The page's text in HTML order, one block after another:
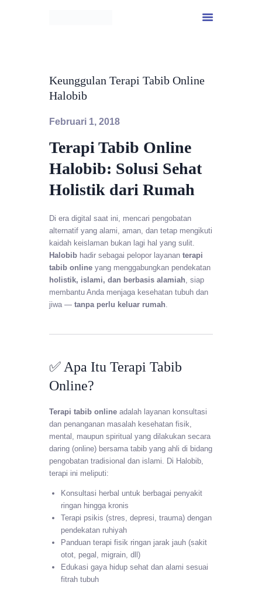
Keunggulan Terapi Tabib Online
Halobib
Februari 1, 2018
Terapi Tabib Online
Halobib: Solusi Sehat
Holistik dari Rumah
Di era digital saat ini, mencari pengobatan
alternatif yang alami, aman, dan tetap mengikuti
kaidah keislaman bukan lagi hal yang sulit.
Halobib hadir sebagai pelopor layanan terapi
tabib online yang menggabungkan pendekatan
holistik, islami, dan berbasis alamiah , siap
membantu Anda menjaga kesehatan tubuh dan
jiwa — tanpa perlu keluar rumah
✅ Apa Itu Terapi Tabib
Online?
Terapi tabib online adalah layanan konsultasi
dan penanganan masalah kesehatan fisik,
mental, maupun spiritual yang dilakukan secara
daring (online) bersama tabib yang ahli di bidang
pengobatan tradisional dan islami. Di Halobib,
terapi ini meliputi:
Konsultasi herbal untuk berbagai penyakit
ringan hingga kronis
Terapi psikis (stres, depresi, trauma) dengan
pendekatan ruhiyah
Panduan terapi fisik ringan jarak jauh (sakit
otot, pegal, migrain, dll)
Edukasi gaya hidup sehat dan alami sesuai
fitrah tubuh